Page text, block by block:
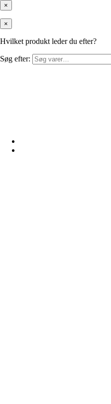
×
×
Hvilket produkt leder du efter?
Søg efter: